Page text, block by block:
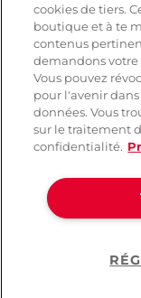
Noir-Handmade
Decadence
( 9 )
cookies de tiers.
boutique et à te
contenus
demandons votre
Vous pouvez
pour l'avenir
données. Vous
sur le traitement
confidentialité.